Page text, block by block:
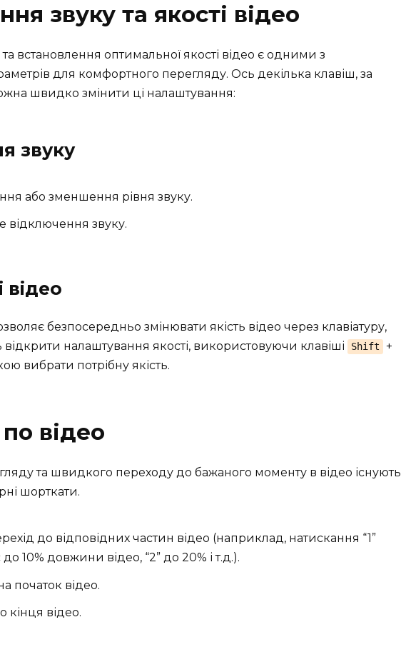
звуку та якості відео
встановлення оптимальної якості відео є одними з
для комфортного перегляду. Ось декілька клавіш, за
швидко змінити ці налаштування:
звуку
або зменшення рівня звуку.
відключення звуку.
відео
безпосередньо змінювати якість відео через клавіатуру,
відкрити налаштування якості, використовуючи клавіші
Shift +
вибрати потрібну якість.
по відео
та швидкого переходу до бажаного моменту в відео існують
шорткати.
до відповідних частин відео (наприклад, натискання “1”
10% довжини відео, “2” до 20% і т.д.).
початок відео.
кінця відео.